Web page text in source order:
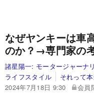
なぜヤンキーは車
のか？→専門家の
諸星陽一: モータージャーナ
ライフスタイル
それって
2024年7月18日 9:30
会員